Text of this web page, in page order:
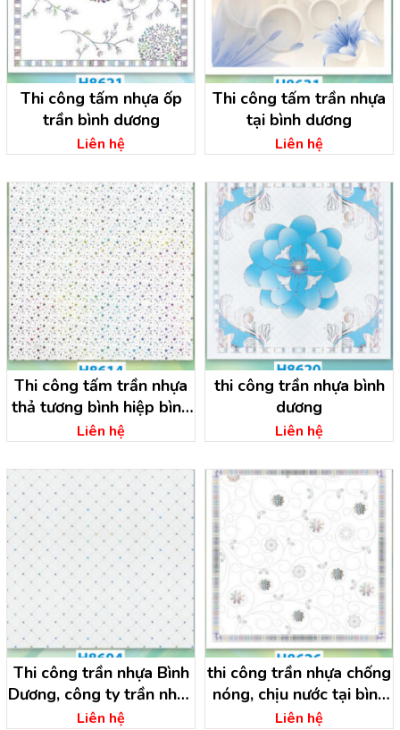
Thi công tấm nhựa ốp
trần bình dương
Liên hệ
Thi công tấm trần nhựa
tại bình dương
Liên hệ
Thi công tấm trần nhựa
thả tương bình hiệp bình
dương
Liên hệ
thi công trần nhựa bình
dương
Liên hệ
Thi công trần nhựa Bình
Dương, công ty trần nhựa
bình dương
Liên hệ
thi công trần nhựa chống
nóng, chịu nước tại bình
dương
Liên hệ